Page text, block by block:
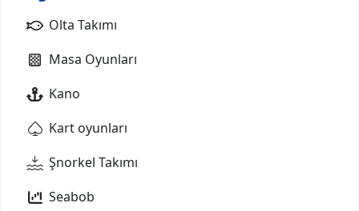
Olta Takımı
Masa Oyunları
Kano
Kart oyunları
Şnorkel Takımı
Seabob